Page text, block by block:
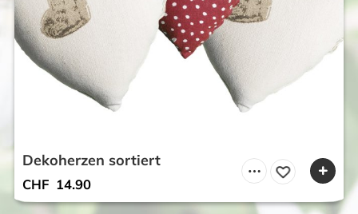
Dekoherzen sortiert
CHF 14.90